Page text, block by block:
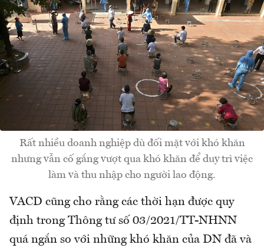
Rất nhiều doanh nghiệp dù đối mặt với khó khăn
nhưng vẫn cố gắng vượt qua khó khăn để duy trì việc
làm và thu nhập cho người lao động.
VACD cũng cho rằng các thời hạn được quy
định trong Thông tư số 03/2021/TT-NHNN
quá ngắn so với những khó khăn của DN đã và